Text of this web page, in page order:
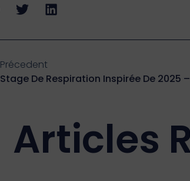
Précedent
Stage De Respiration Inspirée De 2025 –
Articles